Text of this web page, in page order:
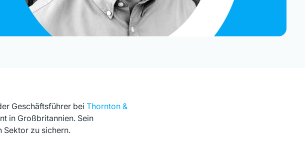
Geschäftsführer bei Thornton &
in Großbritannien. Sein
Sektor zu sichern.